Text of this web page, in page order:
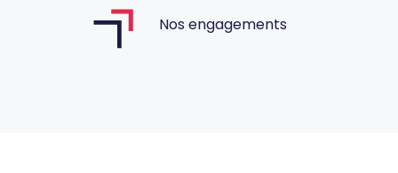
Nos engagements